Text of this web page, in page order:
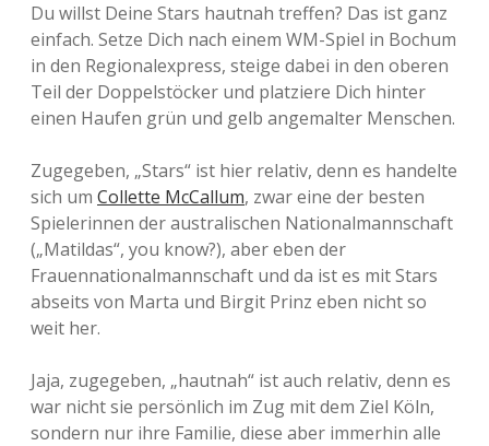
Du willst Deine Stars hautnah treffen? Das ist ganz
einfach. Setze Dich nach einem WM-Spiel in Bochum
in den Regionalexpress, steige dabei in den oberen
Teil der Doppelstöcker und platziere Dich hinter
einen Haufen grün und gelb angemalter Menschen.
Zugegeben, „Stars“ ist hier relativ, denn es handelte
sich um Collette McCallum, zwar eine der besten
Spielerinnen der australischen Nationalmannschaft
(„Matildas“, you know?), aber eben der
Frauennationalmannschaft und da ist es mit Stars
abseits von Marta und Birgit Prinz eben nicht so
weit her.
Jaja, zugegeben, „hautnah“ ist auch relativ, denn es
war nicht sie persönlich im Zug mit dem Ziel Köln,
sondern nur ihre Familie, diese aber immerhin alle